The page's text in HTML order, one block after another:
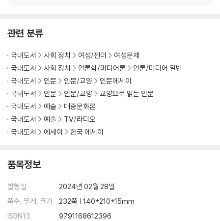
관련 분류
국내도서 사회 정치 여성/젠더
여성문제
국내도서
사회 정치 언론학/미디어론
언론/미디어 일반
국내도서
인문 인문/교양
인문에세이
국내도서
인문 인문/교양
교양으로 읽는 인문
국내도서
예술
대중문화론
국내도서
예술
TV/라디오
국내도서
에세이 한국 에세이
품목정보
발행일
2024년 02월 28일
쪽수, 무게, 크기
232쪽 | 140*210*15mm
ISBN13
9791168612396